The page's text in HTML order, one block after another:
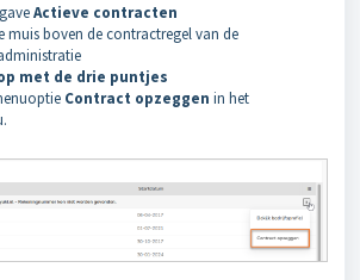
Actieve contracten
muis boven de contractregel van de
met de drie puntjes
Contract opzeggen in het